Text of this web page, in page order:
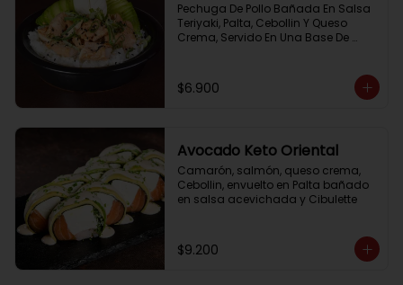
Pechuga De Pollo Bañada En Salsa
Teriyaki, Palta, Cebollin Y Queso
Crema, Servido En Una Base De
$6.900
Avocado Keto Oriental
Camarón, salmón, queso crema,
Cebollin, envuelto en Palta bañado
en salsa acevichada y Cibulette
$9.200